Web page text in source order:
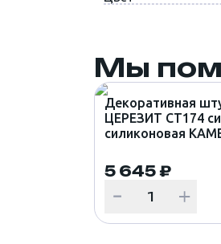
Мы
Декоративная
ЦЕРЕЗИТ CT174
силиконовая
1.5мм цвет
5 645 ₽